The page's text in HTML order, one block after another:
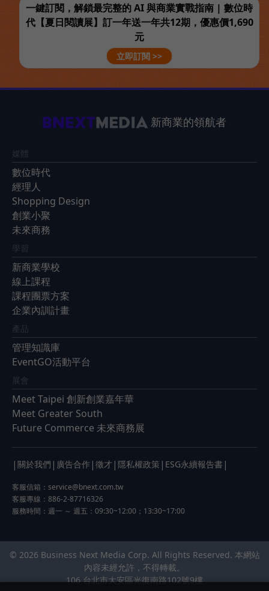
一鍵訂閱，解鎖最完整的 AI 與商業實戰指南 | 數位時
代【夏日閱讀展】訂一年送一年共12期，優惠價1,690
元
立即訂閱 >>
新商業的領航者
媒體
數位時代
經理人
Shopping Design
創業小聚
未來商務
學習
新商業學校
線上課程
課程團票方案
企業內訓計畫
產品
管理知識庫
EventGO活動平台
展會
Meet Taipei 創新創業嘉年華
Meet Greater South
Future Commerce 未來商務展
| 關於我們 | 廣告合作 | 徵才 | 隱私權政策 | ESG永續報告書 |
客服信箱： service@bnext.com.tw
客服專線：886-2-87716326
服務時間：週一 ～ 週五：09:30~12:00；13:30~17:00
© 2026 Business Next Media Corp. All Rights Reserved. 本網站
內容未經允許，不得轉載。
106 台北市大安區光復南路102號9樓